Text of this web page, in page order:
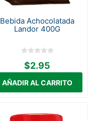
Bebida Achocolatada
Landor 400G
$2.95